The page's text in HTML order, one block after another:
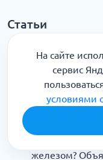
Статьи
Как
возвращают
Поможет ли
железом?
На сайте
сервис
условиями